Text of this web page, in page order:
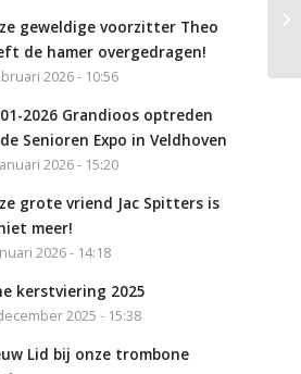
geweldige voorzitter Theo
de hamer overgedragen!
2026 - 10:56
2026 Grandioos optreden
Senioren Expo in Veldhoven
2026 - 15:20
grote vriend Jac Spitters is
meer!
2026 - 14:18
kerstviering 2025
2025 - 15:38
Lid bij onze trombone